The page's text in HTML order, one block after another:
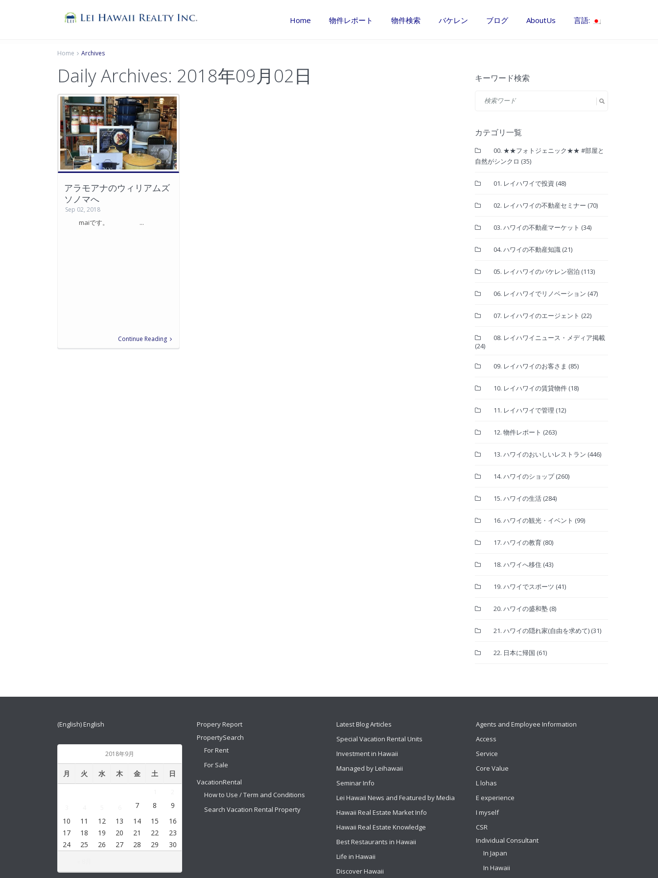
Home 物件レポート 物件検索 バケレン ブログ AboutUs 言語:
Home Archives
Daily Archives: 2018年09月02日
アラモアナのウィリアムズ
ソノマへ
Sep 02, 2018
maiです。 ...
Continue Reading
キーワード検索
カテゴリ一覧
00. ★★フォトジェニック★★ #部屋と
自然がシンクロ (35)
01. レイハワイで投資 (48)
02. レイハワイの不動産セミナー (70)
03. ハワイの不動産マーケット (34)
04. ハワイの不動産知識 (21)
05. レイハワイのバケレン宿泊 (113)
06. レイハワイでリノベーション (47)
07. レイハワイのエージェント (22)
08. レイハワイニュース・メディア掲載
(24)
09. レイハワイのお客さま (85)
10. レイハワイの賃貸物件 (18)
11. レイハワイで管理 (12)
12. 物件レポート (263)
13. ハワイのおいしいレストラン (446)
14. ハワイのショップ(260)
15. ハワイの生活 (284)
16. ハワイの観光・イベント (99)
17. ハワイの教育 (80)
18. ハワイへ移住 (43)
19. ハワイでスポーツ (41)
20. ハワイの盛和塾 (8)
21. ハワイの隠れ家(自由を求めて) (31)
22. 日本に帰国 (61)
(English) English
2018年9月
月 火 水 木 金 土 日
7 8
9
10
11 12 13 14 15
16
17
18 19 20 21 22
23
24
25 26 27 28 29 30
Propery Report
PropertySearch
For Rent
For Sale
VacationRental
How to Use / Term and Conditions
Search Vacation Rental Property
Latest Blog Articles
Special Vacation Rental Units
Investment in Hawaii
Managed by Leihawaii
Seminar Info
Lei Hawaii News and Featured by Media
Hawaii Real Estate Market Info
Hawaii Real Estate Knowledge
Best Restaurants in Hawaii
Life in Hawaii
Discover Hawaii
Agents and Employee Information
Access
Service
Core Value
L lohas
E experience
I myself
CSR
Individual Consultant
In Japan
In Hawaii